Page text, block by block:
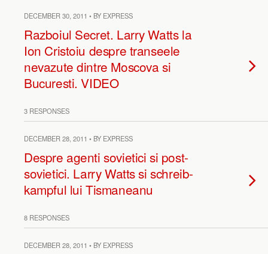
DECEMBER 30, 2011 • BY EXPRESS
Razboiul Secret. Larry Watts la
Ion Cristoiu despre transeele
nevazute dintre Moscova si
Bucuresti. VIDEO
3 RESPONSES
DECEMBER 28, 2011 • BY EXPRESS
Despre agenti sovietici si post-
sovietici. Larry Watts si schreib-
kampful lui Tismaneanu
8 RESPONSES
DECEMBER 28, 2011 • BY EXPRESS